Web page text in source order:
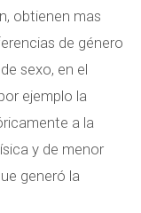
obtienen mas
de género
sexo, en el
ejemplo la
a la
y de menor
generó la